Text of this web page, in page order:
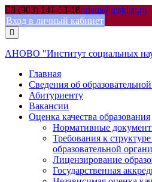
Skip
to
content
8 (903) 141-53-18priem@mskisn.ru
Вход в личный кабинет
АНОВО "Институт социальных
Главная
Сведения об
Абитуриенту
Вакансии
Оценка качества образования
Нормативные
Требования к
образовательной
Лицензирование
Государственная